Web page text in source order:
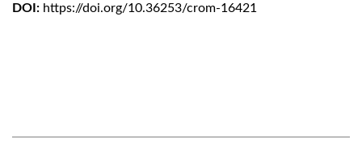
DOI: https://doi.org/10.36253/crom-16421